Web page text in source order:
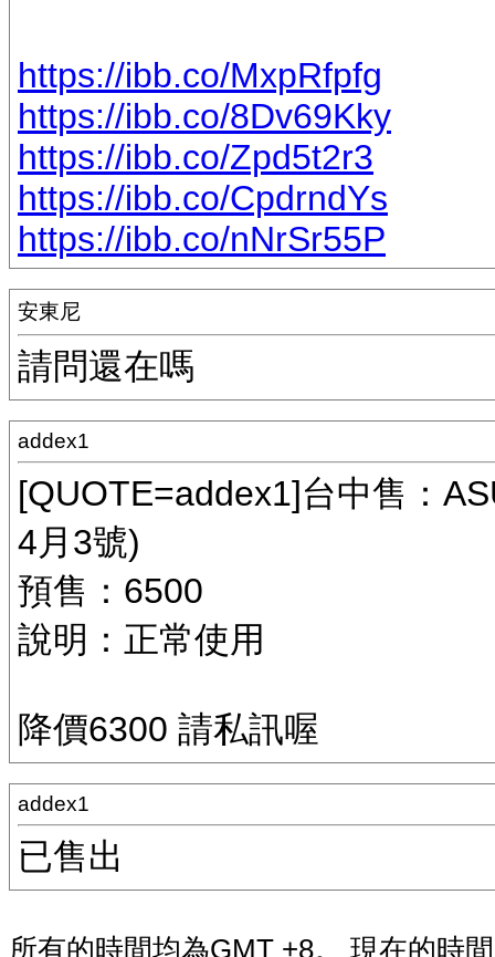
https://ibb.co/MxpRfpfg
https://ibb.co/8Dv69Kky
https://ibb.co/Zpd5t2r3
https://ibb.co/CpdrndYs
https://ibb.co/nNrSr55P
安東尼
請問還在嗎
addex1
[QUOTE=addex1]台中售：
4月3號)
預售：6500
說明：正常使用
降價6300 請私訊喔
addex1
已售出
所有的時間均為GMT +8。 現在的時